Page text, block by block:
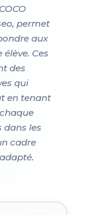
permet
aux
Ces
des
qui
en tenant
dans les
cadre